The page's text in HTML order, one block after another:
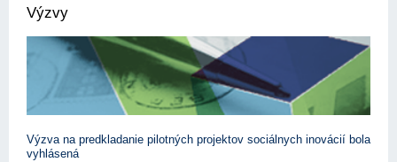
Výzvy
Výzva na predkladanie pilotných projektov sociálnych inovácií bola
vyhlásená